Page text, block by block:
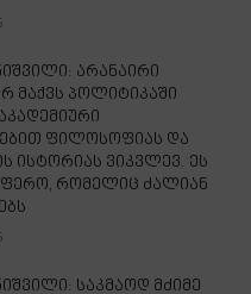
არანაირი
მაქვს პოლიტიკაში
ფილოსოფიას და
ისტორიას ვიკვლევ. ეს
რომელიც ძალიან
საკმაოდ მძიმე